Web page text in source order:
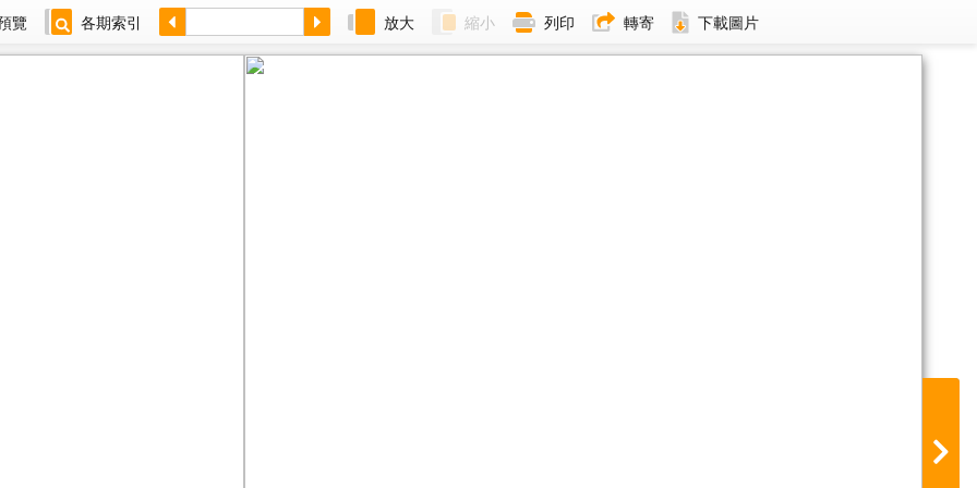
覽 各期索引 放大 縮小 列印 轉寄 下載圖片